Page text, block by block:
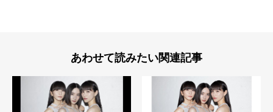
あわせて読みたい関連記事